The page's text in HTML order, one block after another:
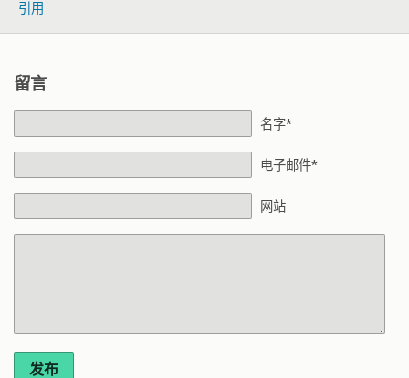
引用
留言
名字*
电子邮件*
网站
发布